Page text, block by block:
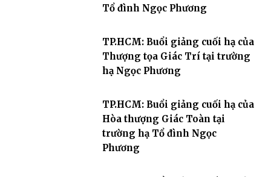
Tổ đình Ngọc Phương
TP.HCM: Buổi giảng cuối hạ của
Thượng tọa Giác Trí tại trường
hạ Ngọc Phương
TP.HCM: Buổi giảng cuối hạ của
Hòa thượng Giác Toàn tại
trường hạ Tổ đình Ngọc
Phương